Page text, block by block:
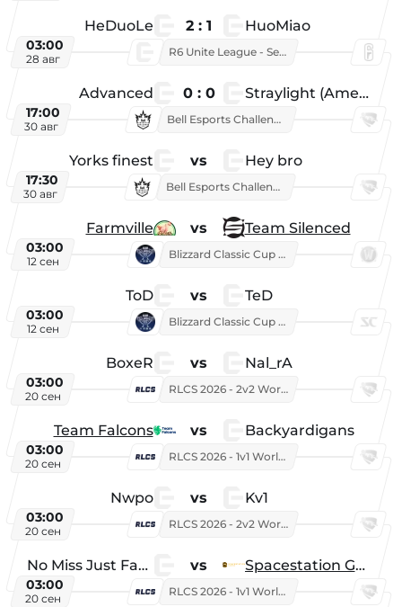
HeDuoLe 2 : 1 HuoMiao
03:00
28 авг
R6 Unite League - Season 1
Advanced 0 : 0 Straylight (American team)
17:00
30 авг
Bell Esports Challenge 2026
Yorks finest vs Hey bro
17:30
30 авг
Bell Esports Challenge 2026
Farmville vs Team Silenced
03:00
12 сен
Blizzard Classic Cup 2026
ToD vs TeD
03:00
12 сен
Blizzard Classic Cup 2026
BoxeR vs Nal_rA
03:00
20 сен
RLCS 2026 - 2v2 World Championship
Team Falcons vs Backyardigans
03:00
20 сен
RLCS 2026 - 1v1 World Championship
Nwpo vs Kv1
03:00
20 сен
RLCS 2026 - 2v2 World Championship
No Miss Just Fake vs Spacestation Gaming
03:00
20 сен
RLCS 2026 - 1v1 World Championship